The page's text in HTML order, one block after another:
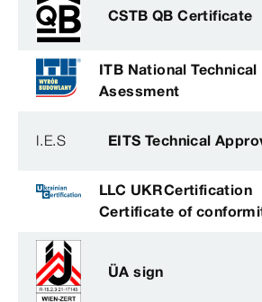
CSTB QB Certificate
ITB National Technical
Asessment
I.E.S EITS Technical
LLC UKRCertification
Certificate of
ÜA sign